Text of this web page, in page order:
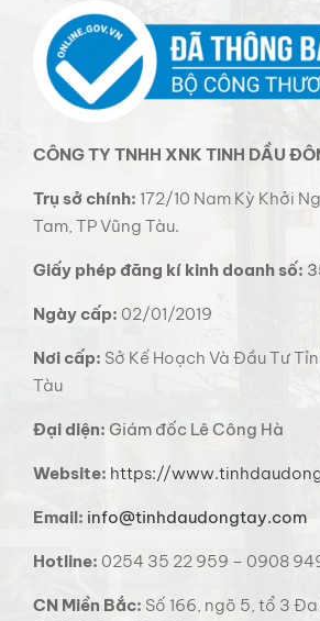
CÔNG TY TNHH XNK TINH DẦU
Trụ sở chính: 172/10 Nam Kỳ Khởi
Tam, TP Vũng Tàu.
Giấy phép đăng kí kinh doanh số:
Ngày cấp: 02/01/2019
Nơi cấp: Sở Kế Hoạch Và Đầu Tư
Tàu
Đại diện: Giám đốc Lê Công Hà
Website: https://
Email: info@tinhdaudongtay.com
Hotline: 0254 35 22 959 – 0908
CN Miền Bắc: Số 166, ngõ 5, tổ 3 Đa